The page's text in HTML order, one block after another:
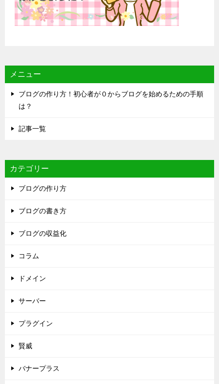
メニュー
ブログの作り方！初心者が０からブログを始めるための手順
は？
記事一覧
カテゴリー
ブログの作り方
ブログの書き方
ブログの収益化
コラム
ドメイン
サーバー
プラグイン
賢威
バナープラス